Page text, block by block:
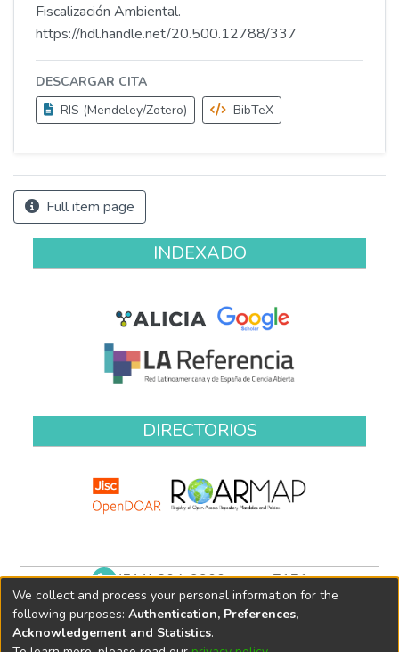
Fiscalización Ambiental.
https://hdl.handle.net/20.500.12788/337
DESCARGAR CITA
RIS (Mendeley/Zotero)
BibTeX
Full item page
INDEXADO
DIRECTORIOS
(511) 204-9900 anexo 7171
biblioteca@oefa.gob.pe
We collect and process your personal information for the
following purposes: Authentication, Preferences,
Acknowledgement and Statistics.